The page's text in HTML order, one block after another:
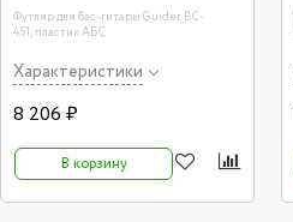
Футляр для бас-гитары Guider BC-
451, пластик АБС
Характеристики
8 206 ₽
В корзину